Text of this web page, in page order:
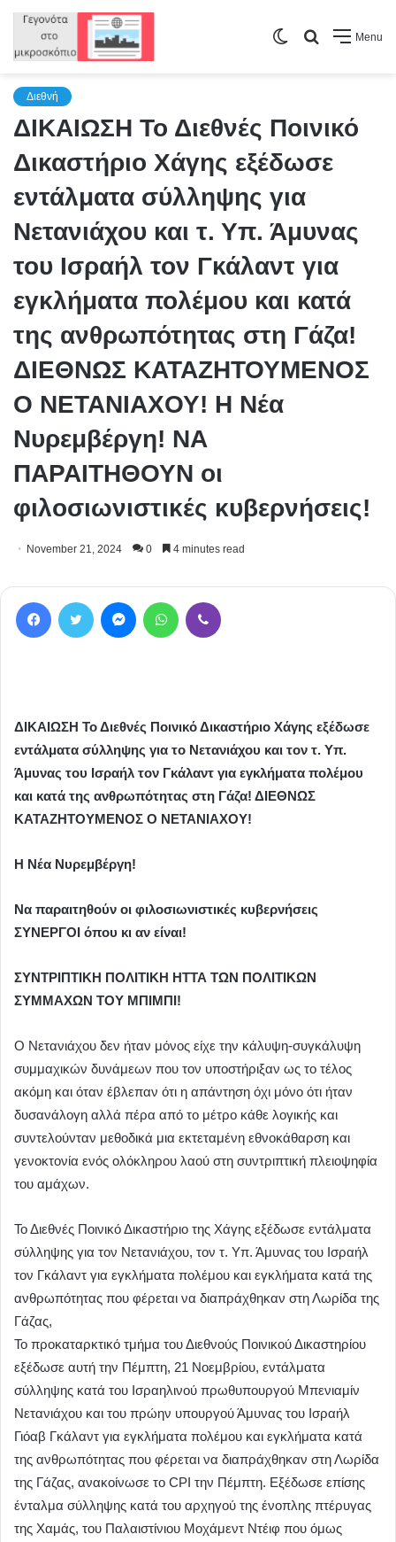
Menu
Search
Switch
Διεθνή
ΔΙΚΑΙΩΣΗ Το Διεθνές Ποινικό
Δικαστήριο Χάγης εξέδωσε
εντάλματα σύλληψης για
Νετανιάχου και τ. Υπ. Άμυνας
του Ισραήλ τον Γκάλαντ για
εγκλήματα πολέμου και κατά
της ανθρωπότητας στη Γάζα!
ΔΙΕΘΝΩΣ ΚΑΤΑΖΗΤΟΥΜΕΝΟΣ
Ο ΝΕΤΑΝΙΑΧΟΥ! Η Νέα
Νυρεμβέργη! ΝΑ
ΠΑΡΑΙΤΗΘΟΥΝ οι
φιλοσιωνιστικές κυβερνήσεις!
November 21, 2024 0 4 minutes read
ΔΙΚΑΙΩΣΗ Το Διεθνές Ποινικό Δικαστήριο Χάγης εξέδωσε
εντάλματα σύλληψης για το Νετανιάχου και τον τ. Υπ.
Άμυνας του Ισραήλ τον Γκάλαντ για εγκλήματα πολέμου
και κατά της ανθρωπότητας στη Γάζα! ΔΙΕΘΝΩΣ
ΚΑΤΑΖΗΤΟΥΜΕΝΟΣ Ο ΝΕΤΑΝΙΑΧΟΥ!
Η Νέα Νυρεμβέργη!
Να παραιτηθούν οι φιλοσιωνιστικές κυβερνήσεις
ΣΥΝΕΡΓΟΙ όπου κι αν είναι!
ΣΥΝΤΡΙΠΤΙΚΗ ΠΟΛΙΤΙΚΗ ΗΤΤΑ ΤΩΝ ΠΟΛΙΤΙΚΩΝ
ΣΥΜΜΑΧΩΝ ΤΟΥ ΜΠΙΜΠΙ!
Ο Νετανιάχου δεν ήταν μόνος είχε την κάλυψη-συγκάλυψη
συμμαχικών δυνάμεων που τον υποστήριξαν ως το τέλος
ακόμη και όταν έβλεπαν ότι η απάντηση όχι μόνο ότι ήταν
δυσανάλογη αλλά πέρα από το μέτρο κάθε λογικής και
συντελούνταν μεθοδικά μια εκτεταμένη εθνοκάθαρση και
γενοκτονία ενός ολόκληρου λαού στη συντριπτική πλειοψηφία
του αμάχων.
Το Διεθνές Ποινικό Δικαστήριο της Χάγης εξέδωσε εντάλματα
σύλληψης για τον Νετανιάχου, τον τ. Υπ. Άμυνας του Ισραήλ
τον Γκάλαντ για εγκλήματα πολέμου και εγκλήματα κατά της
ανθρωπότητας που φέρεται να διαπράχθηκαν στη Λωρίδα της
Γάζας,
Το προκαταρκτικό τμήμα του Διεθνούς Ποινικού Δικαστηρίου
εξέδωσε αυτή την Πέμπτη, 21 Νοεμβρίου, εντάλματα
σύλληψης κατά του Ισραηλινού πρωθυπουργού Μπενιαμίν
Νετανιάχου και του πρώην υπουργού Άμυνας του Ισραήλ
Γιόαβ Γκάλαντ για εγκλήματα πολέμου και εγκλήματα κατά
της ανθρωπότητας που φέρεται να διαπράχθηκαν στη Λωρίδα
της Γάζας, ανακοίνωσε το CPI την Πέμπτη. Εξέδωσε επίσης
ένταλμα σύλληψης κατά του αρχηγού της ένοπλης πτέρυγας
της Χαμάς, του Παλαιστίνιου Μοχάμεντ Ντέιφ που όμως